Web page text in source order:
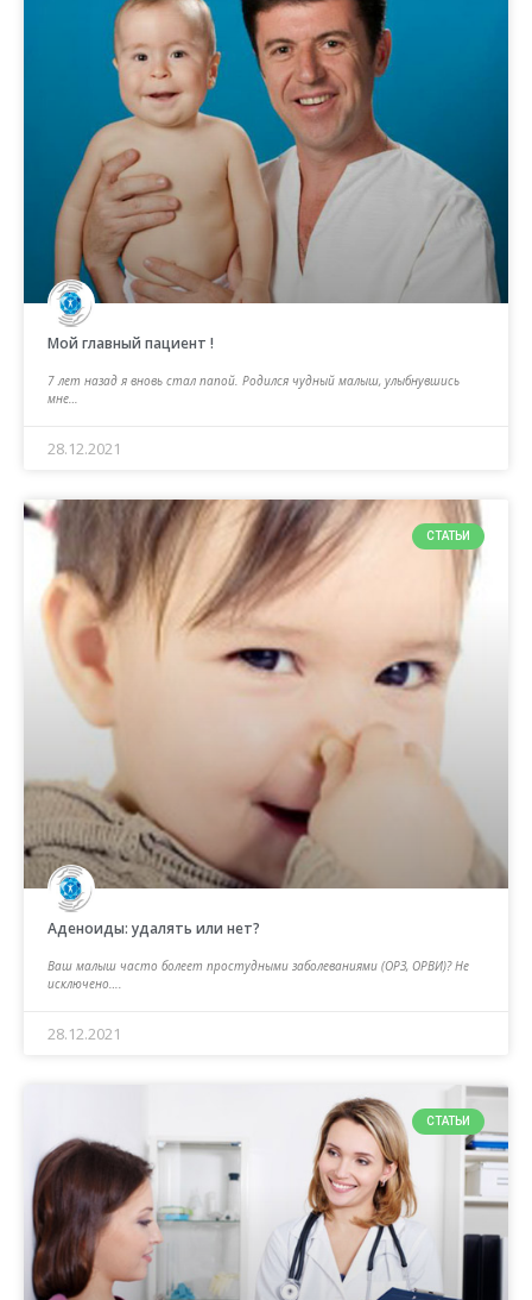
Мой главный пациент !
7 лет назад я вновь стал папой. Родился чудный малыш, улыбнувшись
мне…
28.12.2021
СТАТЬИ
Аденоиды: удалять или нет?
Ваш малыш часто болеет простудными заболеваниями (ОРЗ, ОРВИ)? Не
исключено….
28.12.2021
СТАТЬИ